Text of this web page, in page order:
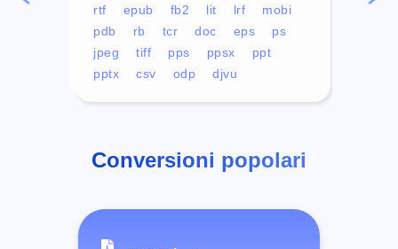
rtf
epub fb2 lit lrf
mobi
pdb
rb tcr doc eps
ps
jpeg
tiff pps ppsx
ppt
pptx
csv odp djvu
Conversioni popolari